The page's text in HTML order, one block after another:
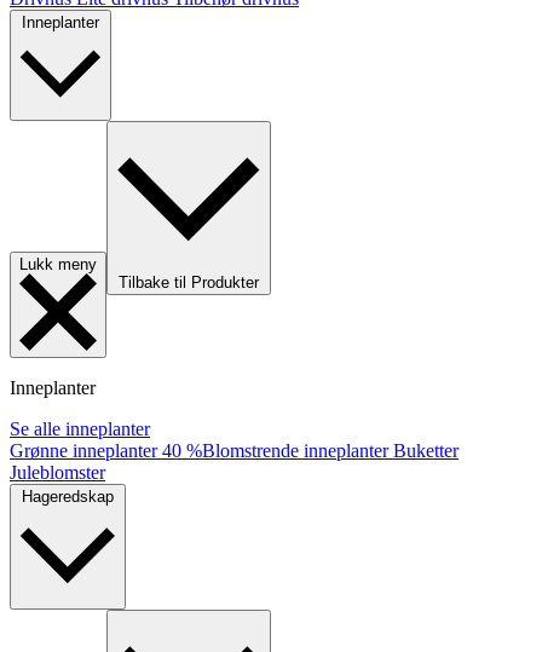
Inneplanter
Lukk meny
Tilbake til Produkter
Inneplanter
Se alle inneplanter
Grønne inneplanter40 %Blomstrende inneplanterBuketter
Juleblomster